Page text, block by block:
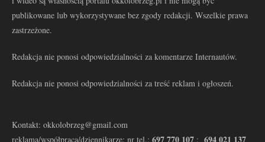
publikowane lub wykorzystywane bez zgody redakcji. Wszelkie prawa
zastrzeżone.
Redakcja nie ponosi odpowiedzialności za komentarze Internautów.
Redakcja nie ponosi odpowiedzialności za treść reklam i ogłoszeń.
Kontakt: okkolobrzeg@gmail.com
reklama/współpraca/dziennikarze: nr tel.: 697 770 107 : 694 021 137